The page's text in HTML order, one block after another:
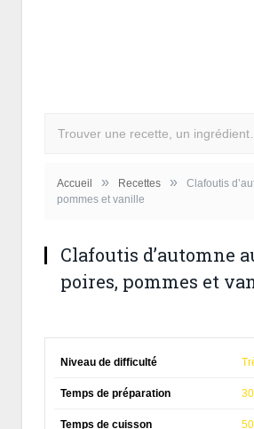
Accueil » Recettes »
Clafoutis
pommes et vanille
Clafoutis d’automne
poires, pommes et
Niveau de difficulté
Temps de préparation
Temps de cuisson